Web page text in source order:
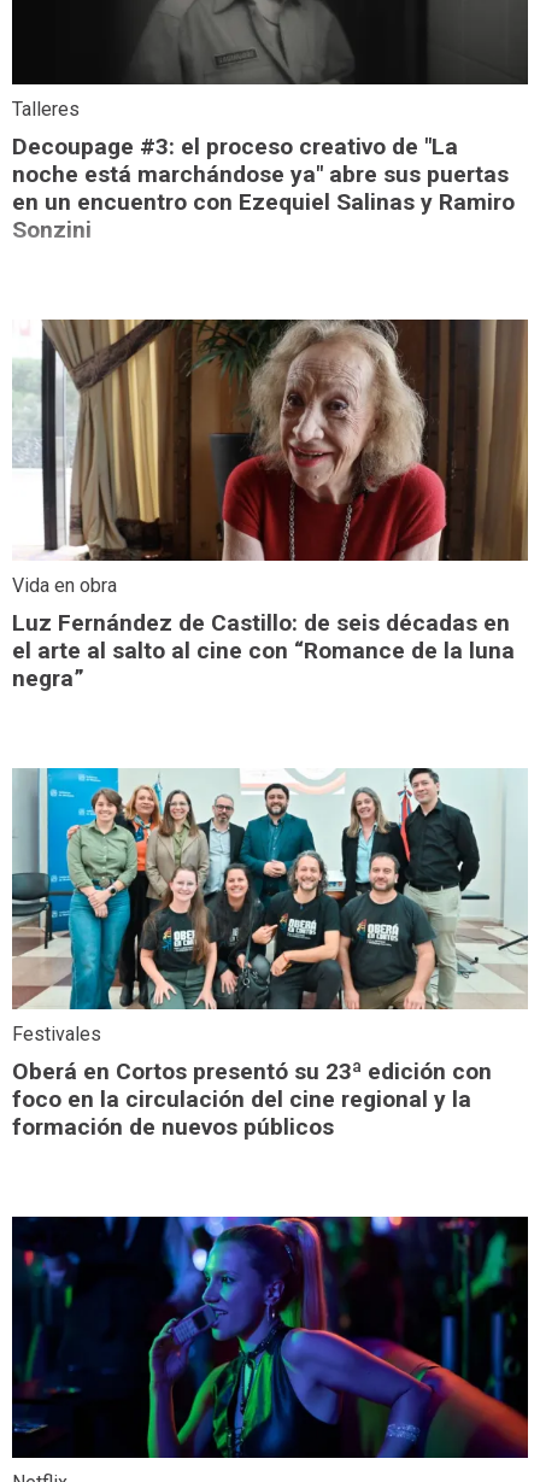
Talleres
Decoupage #3: el proceso creativo de "La
noche está marchándose ya" abre sus puertas
en un encuentro con Ezequiel Salinas y Ramiro
Sonzini
Vida en obra
Luz Fernández de Castillo: de seis décadas en
el arte al salto al cine con “Romance de la luna
negra”
Festivales
Oberá en Cortos presentó su 23ª edición con
foco en la circulación del cine regional y la
formación de nuevos públicos